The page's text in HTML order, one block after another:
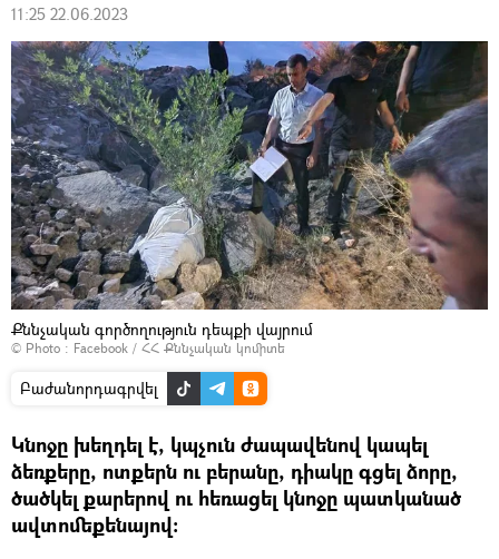
11:25 22.06.2023
Քննչական գործողություն դեպքի վայրում
© Photo : Facebook / ՀՀ Քննչական կոմիտե
Բաժանորդագրվել
Կնոջը խեղդել է, կպչուն ժապավենով կապել
ձեռքերը, ոտքերն ու բերանը, դիակը գցել ձորը,
ծածկել քարերով ու հեռացել կնոջը պատկանած
ավտոմեքենայով։